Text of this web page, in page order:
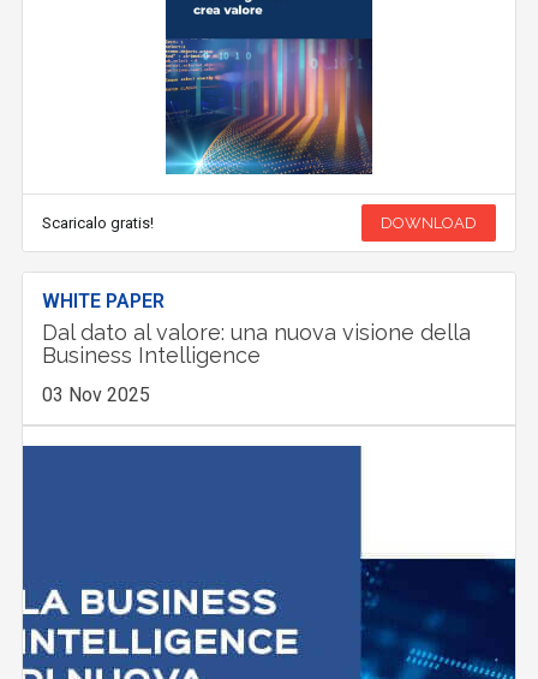
Scaricalo gratis! DOWNLOAD
WHITE PAPER
Dal dato al valore: una nuova visione della
Business Intelligence
03 Nov 2025